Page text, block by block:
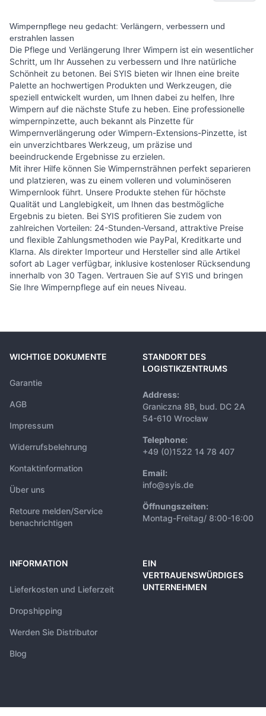
Wimpernpflege neu gedacht: Verlängern, verbessern und
erstrahlen lassen
Die Pflege und Verlängerung Ihrer Wimpern ist ein wesentlicher
Schritt, um Ihr Aussehen zu verbessern und Ihre natürliche
Schönheit zu betonen. Bei SYIS bieten wir Ihnen eine breite
Palette an hochwertigen Produkten und Werkzeugen, die
speziell entwickelt wurden, um Ihnen dabei zu helfen, Ihre
Wimpern auf die nächste Stufe zu heben. Eine professionelle
wimpernpinzette, auch bekannt als Pinzette für
Wimpernverlängerung oder Wimpern-Extensions-Pinzette, ist
ein unverzichtbares Werkzeug, um präzise und
beeindruckende Ergebnisse zu erzielen.
Mit ihrer Hilfe können Sie Wimpernsträhnen perfekt separieren
und platzieren, was zu einem volleren und voluminöseren
Wimpernlook führt. Unsere Produkte stehen für höchste
Qualität und Langlebigkeit, um Ihnen das bestmögliche
Ergebnis zu bieten. Bei SYIS profitieren Sie zudem von
zahlreichen Vorteilen: 24-Stunden-Versand, attraktive Preise
und flexible Zahlungsmethoden wie PayPal, Kreditkarte und
Klarna. Als direkter Importeur und Hersteller sind alle Artikel
sofort ab Lager verfügbar, inklusive kostenloser Rücksendung
innerhalb von 30 Tagen. Vertrauen Sie auf SYIS und bringen
Sie Ihre Wimpernpflege auf ein neues Niveau.
WICHTIGE DOKUMENTE
Garantie
AGB
Impressum
Widerrufsbelehrung
Kontaktinformation
Über uns
Retoure melden/Service
benachrichtigen
STANDORT DES
LOGISTIKZENTRUMS
Address:
Graniczna 8B, bud. DC 2A
54-610 Wrocław
Telephone:
+49 (0)1522 14 78 407
Email:
info@syis.de
Öffnungszeiten:
Montag-Freitag/ 8:00-16:00
INFORMATION
Lieferkosten und Lieferzeit
Dropshipping
Werden Sie Distributor
Blog
EIN
VERTRAUENSWÜRDIGES
UNTERNEHMEN